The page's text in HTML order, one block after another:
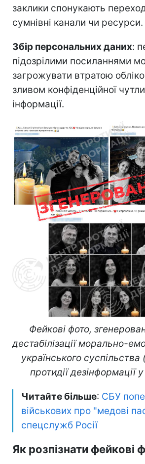
заклики спонукають
сумнівні канали чи ресурси.
Збір персональних даних:
підозрілими посиланнями
загрожувати втратою
зливом конфіденційної
інформації.
Фейкові фото,
дестабілізації морально-
українського
протидії дезінформації
Читайте більше: СБУ
військових про "медові
спецслужб Росії
Як розпізнати фейкові